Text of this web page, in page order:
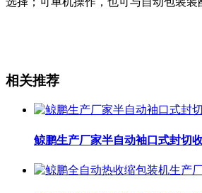
相关推荐
鲸鹏生产厂家半自动袖口式封切